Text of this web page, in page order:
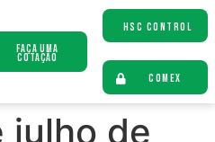
Faça uma
Cotação
HSC CONTROL
COMEX
julho de